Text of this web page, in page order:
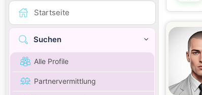
Startseite
Suchen
Alle Profile
Partnervermittlung